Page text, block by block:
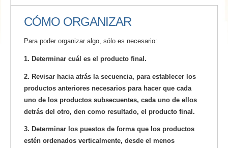
CÓMO ORGANIZAR
Para poder organizar algo, sólo es necesario:
1. Determinar cuál es el producto final.
2. Revisar hacia atrás la secuencia, para establecer los
productos anteriores necesarios para hacer que cada
uno de los productos subsecuentes, cada uno de ellos
detrás del otro, den como resultado, el producto final.
3. Determinar los puestos de forma que los productos
estén ordenados verticalmente, desde el menos